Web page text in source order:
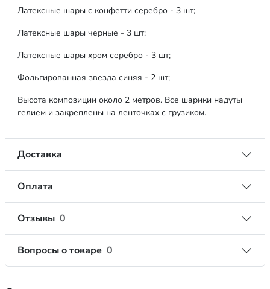
Латексные шары с конфетти серебро - 3 шт;
Латексные шары черные - 3 шт;
Латексные шары хром серебро - 3 шт;
Фольгированная звезда синяя - 2 шт;
Высота композиции около 2 метров. Все шарики надуты
гелием и закреплены на ленточках с грузиком.
Доставка
Оплата
Отзывы 0
Вопросы о товаре 0